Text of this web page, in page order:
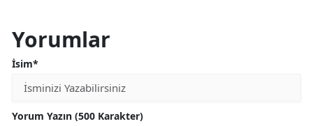
Yorumlar
İsim*
Yorum Yazın (500 Karakter)